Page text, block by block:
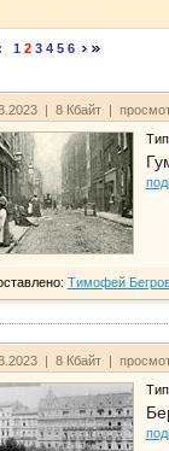
1 2 3 4 5 6
| 8 Кбайт |
Тимофей
| 8 Кбайт |